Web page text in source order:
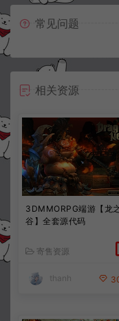
常见问题
相关资源
3DMMORPG端游【龙之
谷】全套源代码
寄售资源
thanh